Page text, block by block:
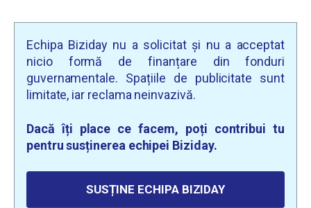
Echipa Biziday nu a solicitat și nu a acceptat
nicio formă de finanțare din fonduri
guvernamentale. Spațiile de publicitate sunt
limitate, iar reclama neinvazivă.
Dacă îți place ce facem, poți contribui tu
pentru susținerea echipei Biziday.
SUSȚINE ECHIPA BIZIDAY